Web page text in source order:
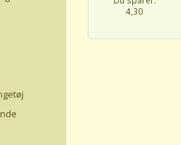
4,30